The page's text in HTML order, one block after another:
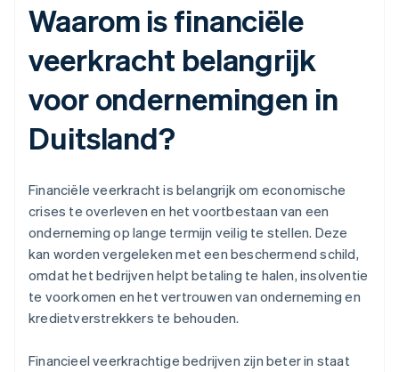
Waarom is financiële
veerkracht belangrijk
voor ondernemingen in
Duitsland?
Financiële veerkracht is belangrijk om economische
crises te overleven en het voortbestaan van een
onderneming op lange termijn veilig te stellen. Deze
kan worden vergeleken met een beschermend schild,
omdat het bedrijven helpt betaling te halen, insolventie
te voorkomen en het vertrouwen van onderneming en
kredietverstrekkers te behouden.
Financieel veerkrachtige bedrijven zijn beter in staat